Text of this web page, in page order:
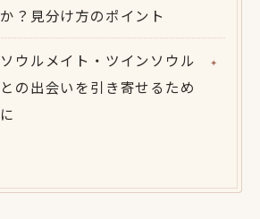
か？見分け方のポイント
ソウルメイト・ツインソウル
との出会いを引き寄せるため
に